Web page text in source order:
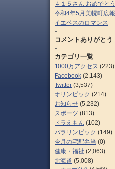
４１５さん おめでとう
令和4年5月美幌町広報
イエペスのロマンス
コメントありがとう
カテゴリ一覧
1000万アクセス (223)
Facebook (2,143)
Twitter (3,537)
オリンピック (214)
お知らせ (5,232)
スポーツ (813)
ドラえもん (102)
パラリンピック (149)
今月の宅配弁当 (0)
健康・福祉 (2,063)
北海道 (5,008)